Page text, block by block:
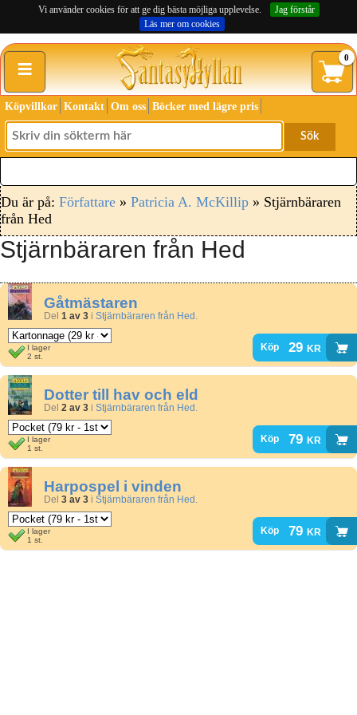
Vi använder cookies för att ge dig bästa möjliga upplevelse.
Jag förstår
Läs mer om cookies
≡ 0
Köpvillkor Kontakt Om oss Böcker med lägre pris
Sök
Du är på: Författare » Patricia A. McKillip » Stjärnbäraren
från Hed
Stjärnbäraren från Hed
Gåtmästaren
Del 1 av 3 i Stjärnbäraren från Hed .
I lager
2 st.
Köp 29 kr
Dotter till hav och eld
Del 2 av 3 i Stjärnbäraren från Hed .
I lager
1 st.
Köp 79 kr
Harpospel i vinden
Del 3 av 3 i Stjärnbäraren från Hed .
I lager
1 st.
Köp 79 kr